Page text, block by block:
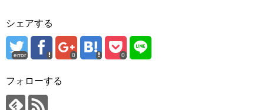
シェアする
error 0 0
フォローする